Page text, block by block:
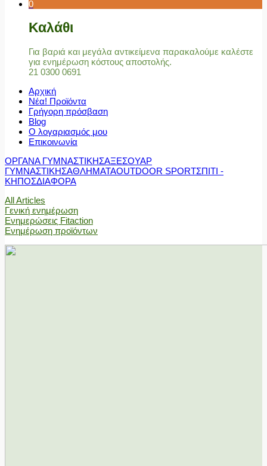
0
Καλάθι
Για βαριά και μεγάλα αντικείμενα παρακαλούμε καλέστε
για ενημέρωση κόστους αποστολής.
21 0300 0691
Αρχική
Νέα! Προϊόντα
Γρήγορη πρόσβαση
Blog
Ο λογαριασμός μου
Επικοινωνία
ΟΡΓΑΝΑ ΓΥΜΝΑΣΤΙΚΗΣΑΞΕΣΟΥΑΡ
ΓΥΜΝΑΣΤΙΚΗΣΑΘΛΗΜΑΤΑOUTDOOR SPORTΣΠΙΤΙ -
ΚΗΠΟΣΔΙΑΦΟΡΑ
All Articles
Γενική ενημέρωση
Ενημερώσεις Fitaction
Ενημέρωση προϊόντων